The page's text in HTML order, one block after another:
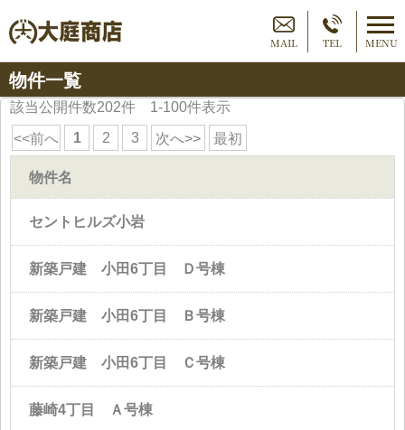
MAIL TEL MENU
物件一覧
該当公開件数202件 1-100件表示
<<前へ 1 2 3 次へ>> 最初
物件名
セントヒルズ小岩
新築戸建 小田6丁目 Ｄ号棟
新築戸建 小田6丁目 Ｂ号棟
新築戸建 小田6丁目 Ｃ号棟
藤崎4丁目 Ａ号棟